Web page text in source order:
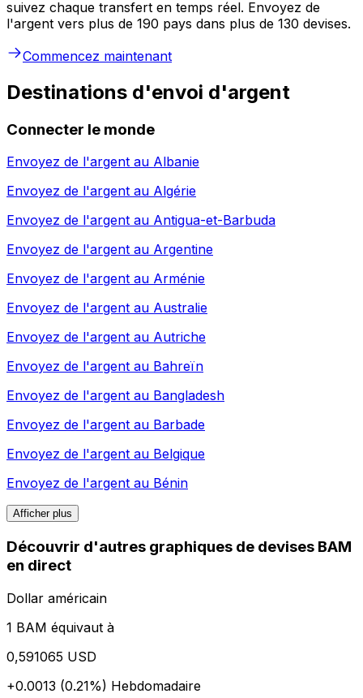
suivez chaque transfert en temps réel. Envoyez de
l'argent vers plus de 190 pays dans plus de 130 devises.
Commencez maintenant
Destinations d'envoi d'argent
Connecter le monde
Envoyez de l'argent au Albanie
Envoyez de l'argent au Algérie
Envoyez de l'argent au Antigua-et-Barbuda
Envoyez de l'argent au Argentine
Envoyez de l'argent au Arménie
Envoyez de l'argent au Australie
Envoyez de l'argent au Autriche
Envoyez de l'argent au Bahreïn
Envoyez de l'argent au Bangladesh
Envoyez de l'argent au Barbade
Envoyez de l'argent au Belgique
Envoyez de l'argent au Bénin
Afficher plus
Découvrir d'autres graphiques de devises BAM
en direct
Dollar américain
1 BAM équivaut à
0,591065 USD
+0.0013 (0.21%) Hebdomadaire